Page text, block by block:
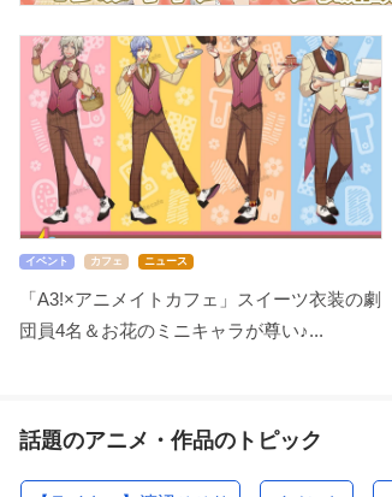
イベント カフェ ニュース
「A3!×アニメイトカフェ」スイーツ衣装の劇
団員4名＆お花のミニキャラが尊い♪...
話題のアニメ・作品のトピック